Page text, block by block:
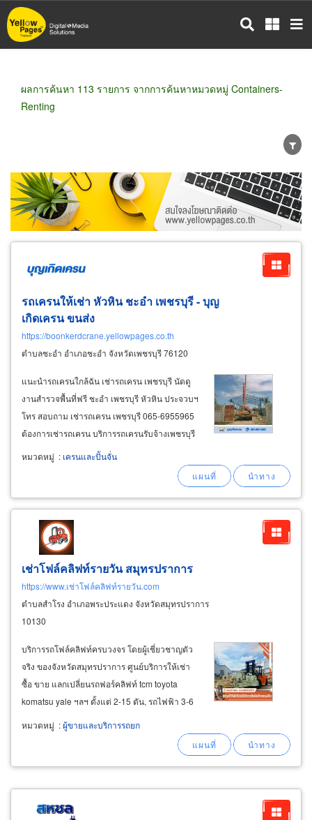
ข้าม
ไป
ผลการค้นหา 113 รายการ จากการค้นหาหมวดหมู่ Containers-
Renting
ขายส่ง ขายปลีก ผู้ผลิต
ตัวแทนจัดจำหน่าย
ผู้ส่งออก/นำเข้า
ธุรกิจบริการ
รถเครนให้เช่า หัวหิน ชะอำ เพชรบุรี - บุญ
เกิดเครน ขนส่ง
https://boonkerdcrane.yellowpages.co.th
ตำบลชะอำ อำเภอชะอำ จังหวัดเพชรบุรี 76120
แนะนำรถเครนใกล้ฉัน เช่ารถเครน เพชรบุรี นัดดู
งานสำรวจพื้นที่ฟรี ชะอำ เพชรบุรี หัวหิน ประจวบฯ
โทร สอบถาม เช่ารถเครน เพชรบุรี 065-6955965
ต้องการเช่ารถเครน บริการรถเครนรับจ้างเพชรบุรี
เรามีรถเครนรับจ้าง ขนาด 20 ตัน, 25 ตัน, 30 ตัน
และ 50 ตัน ทั้ง kato และ tadano รถเครนทุกคันมี
วิศวกร
หมวดหมู่ : เครนและปั้นจั่น
เช่าโฟล์คลิฟท์รายวัน สมุทรปราการ
https://www.เช่าโฟล์คลิฟท์รายวัน.com
ตำบลสำโรง อำเภอพระประแดง จังหวัดสมุทรปราการ
10130
บริการรถโฟล์คลิฟท์ครบวงจร โดยผู้เชี่ยวชาญตัว
จริง ของจังหวัดสมุทรปราการ ศูนย์บริการให้เช่า
ซื้อ ขาย แลกเปลี่ยนรถฟอร์คลิฟท์ tcm toyota
komatsu yale ฯลฯ ตั้งแต่ 2-15 ตัน, รถไฟฟ้า 3-6
รถ, ที่มีประสบการณ์ พร้อมรถขนย้าย และแฮนด์พา
หมวดหมู่ :ผู้ขายและบริการรถยก